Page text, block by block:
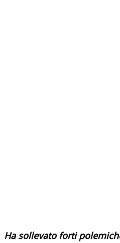
Ha sollevato forti